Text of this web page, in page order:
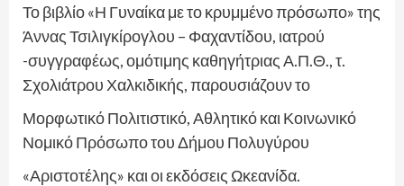
Το βιβλίο «Η Γυναίκα με το κρυμμένο πρόσωπο» της
Άννας Τσιλιγκίρογλου – Φαχαντίδου, ιατρού
-συγγραφέως, ομότιμης καθηγήτριας Α.Π.Θ., τ.
Σχολιάτρου Χαλκιδικής, παρουσιάζουν το
Μορφωτικό Πολιτιστικό, Αθλητικό και Κοινωνικό
Νομικό Πρόσωπο του Δήμου Πολυγύρου
«Αριστοτέλης» και οι εκδόσεις Ωκεανίδα.